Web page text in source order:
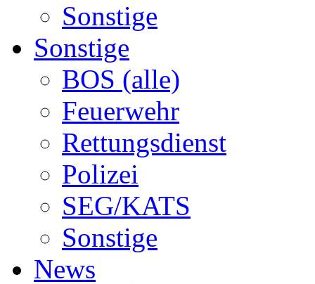
Sonstige
Sonstige
BOS (alle)
Feuerwehr
Rettungsdienst
Polizei
SEG/KATS
Sonstige
News